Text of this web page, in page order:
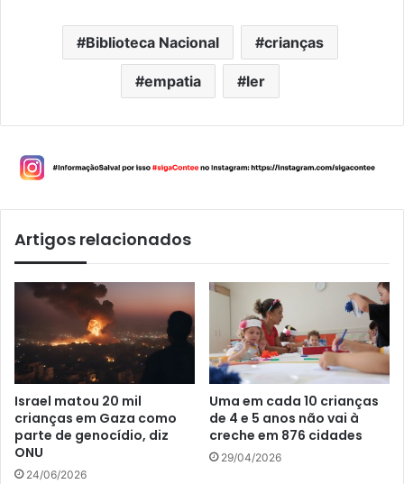
Biblioteca Nacional crianças
empatia ler
Artigos relacionados
Israel matou 20 mil
crianças em Gaza como
parte de genocídio, diz
ONU
24/06/2026
Uma em cada 10 crianças
de 4 e 5 anos não vai à
creche em 876 cidades
29/04/2026